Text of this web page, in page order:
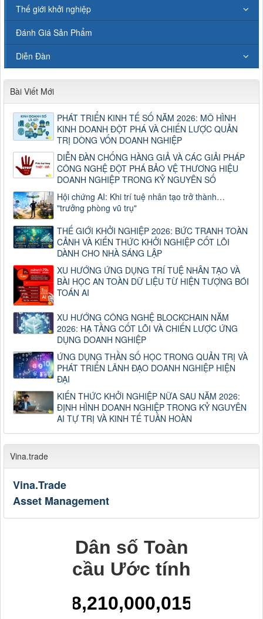
Thế giới khởi nghiệp
Đánh Giá Sản Phẩm
Diễn Đàn
Bài Viết Mới
PHÁT TRIỂN KINH TẾ SỐ NĂM 2026: MÔ HÌNH
KINH DOANH ĐỘT PHÁ VÀ CHIẾN LƯỢC QUẢN
TRỊ DÒNG VỐN DOANH NGHIỆP
DIỄN ĐÀN CHỐNG HÀNG GIẢ VÀ CÁC GIẢI PHÁP
CÔNG NGHỆ ĐỘT PHÁ BẢO VỆ THƯƠNG HIỆU
DOANH NGHIỆP TRONG KỶ NGUYÊN SỐ
Hội chứng AI: Khi trí tuệ nhân tạo trở thành…
"trưởng phòng vũ trụ"
THẾ GIỚI KHỞI NGHIỆP 2026: BỨC TRANH TOÀN
CẢNH VÀ KIẾN THỨC KHỞI NGHIỆP CỐT LÕI
DÀNH CHO NHÀ SÁNG LẬP
XU HƯỚNG ỨNG DỤNG TRÍ TUỆ NHÂN TẠO VÀ
BÀI HỌC AN TOÀN DỮ LIỆU TỪ HIỆN TƯỢNG BÓI
TOÁN AI
XU HƯỚNG CÔNG NGHỆ BLOCKCHAIN NĂM
2026: HẠ TẦNG CỐT LÕI VÀ CHIẾN LƯỢC ỨNG
DỤNG DOANH NGHIỆP
ỨNG DỤNG THẦN SỐ HỌC TRONG QUẢN TRỊ VÀ
PHÁT TRIỂN LÃNH ĐẠO DOANH NGHIỆP HIỆN
ĐẠI
KIẾN THỨC KHỞI NGHIỆP NỮA SAU NĂM 2026:
ĐỊNH HÌNH DOANH NGHIỆP TRONG KỶ NGUYÊN
AI TỰ TRỊ VÀ KINH TẾ TUẦN HOÀN
Vina.trade
Vina.Trade
Asset Management